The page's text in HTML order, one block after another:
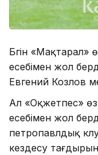
Бүгін
есебімен жол
Евгений Козлов
Ал «Оқжетпес»
есебімен жол
петропавлдық
кездесу